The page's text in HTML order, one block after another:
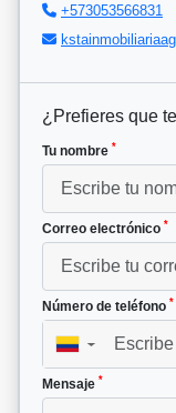
+573053566831
¿Prefieres que
Tu nombre *
Correo electrónico *
Número de teléfono *
▼
Mensaje *